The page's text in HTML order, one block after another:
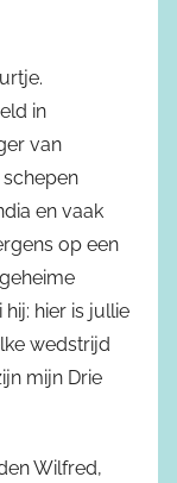
in
van
en vaak
op een
hier is jullie
wedstrijd
mijn Drie
Wilfred,